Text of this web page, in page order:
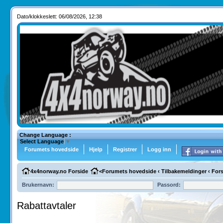
Dato/klokkeslett: 06/08/2026, 12:38
Change Language :
Select Language ▼
Forumets hovedside
Hjelp Registrer Logg inn
4x4norway.no Forside <Forumets hovedside ‹ Tilbakemeldinger ‹
Brukernavn: Passord:
Rabattavtaler